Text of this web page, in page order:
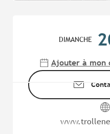
DIMANCHE
Ajouter à mon